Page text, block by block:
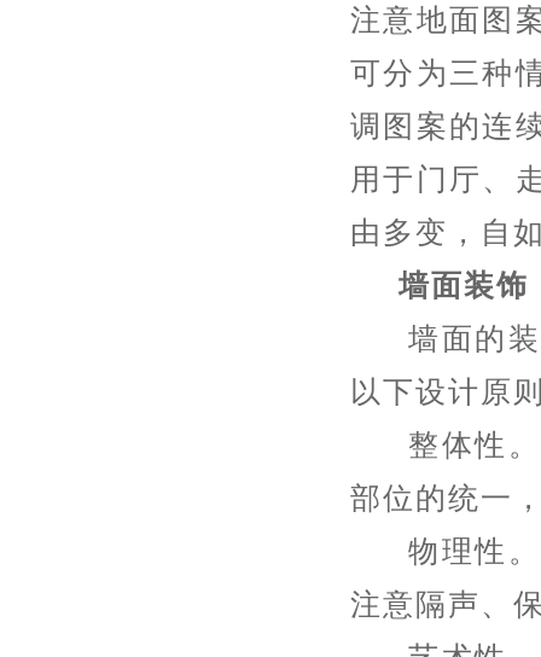
注意地面图
可分为三种
调图案的连
用于门厅、
由多变，自
墙面装饰
墙面的装
以下设计原
整体性。
部位的统一
物理性。
注意隔声、